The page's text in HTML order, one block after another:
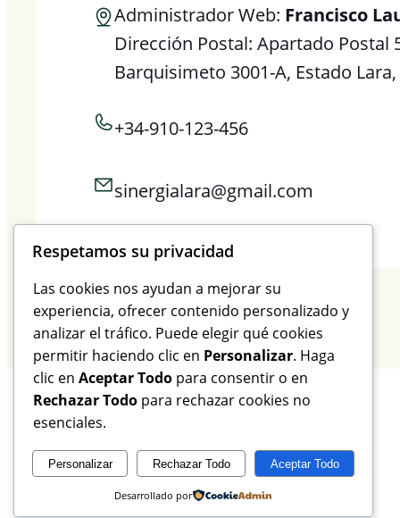
Administrador Web: Francisco
Dirección Postal: Apartado Postal
Barquisimeto 3001-A, Estado
+34-910-123-456
sinergialara@gmail.com
Musguito
Respetamos su privacidad
Las cookies nos ayudan a mejorar su
experiencia, ofrecer contenido personalizado y
analizar el tráfico. Puede elegir qué cookies
permitir haciendo clic en Personalizar. Haga
clic en Aceptar Todo para consentir o en
Rechazar Todo para rechazar cookies no
esenciales.
Personalizar Rechazar Todo Aceptar Todo
Desarrollado por